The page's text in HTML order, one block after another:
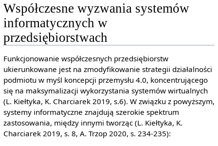
Współczesne wyzwania systemów
informatycznych w
przedsiębiorstwach
Funkcjonowanie współczesnych przedsiębiorstw
ukierunkowane jest na zmodyfikowanie strategii działalności
podmiotu w myśl koncepcji przemysłu 4.0, koncentrującego
się na maksymalizacji wykorzystania systemów wirtualnych
(L. Kiełtyka, K. Charciarek 2019, s.6). W związku z powyższym,
systemy informatyczne znajdują szerokie spektrum
zastosowania, między innymi tworząc (L. Kiełtyka, K.
Charciarek 2019, s. 8, A. Trzop 2020, s. 234-235):